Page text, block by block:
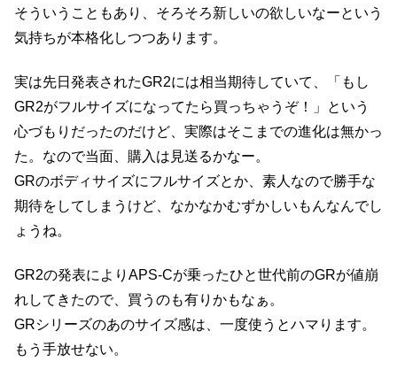
そういうこともあり、そろそろ新しいの欲しいなーという
気持ちが本格化しつつあります。
実は先日発表されたGR2には相当期待していて、「もし
GR2がフルサイズになってたら買っちゃうぞ！」という
心づもりだったのだけど、実際はそこまでの進化は無かっ
た。なので当面、購入は見送るかなー。
GRのボディサイズにフルサイズとか、素人なので勝手な
期待をしてしまうけど、なかなかむずかしいもんなんでし
ょうね。
GR2の発表によりAPS-Cが乗ったひと世代前のGRが値崩
れしてきたので、買うのも有りかもなぁ。
GRシリーズのあのサイズ感は、一度使うとハマります。
もう手放せない。